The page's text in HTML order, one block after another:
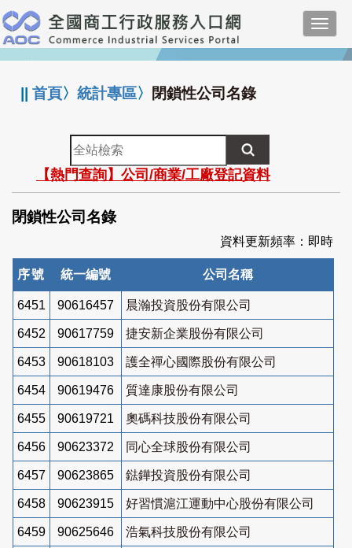
跳
到
主
要
:::
||首頁〉統計專區〉 閉鎖性公司名錄
全
站
檢
索
【熱門查詢】公司/商業/工廠登記資料
閉鎖性公司名錄
資料更新頻率：即時
序號 統一編號 公司名稱
6451 90616457 晨瀚投資股份有限公司
6452 90617759 捷安新企業股份有限公司
6453 90618103 護全禪心國際股份有限公司
6454 90619476 質達康股份有限公司
6455 90619721 奧碼科技股份有限公司
6456 90623372 同心全球股份有限公司
6457 90623865 鍅鏵投資股份有限公司
6458 90623915 好習慣滬江運動中心股份有限公司
6459 90625646 浩氣科技股份有限公司